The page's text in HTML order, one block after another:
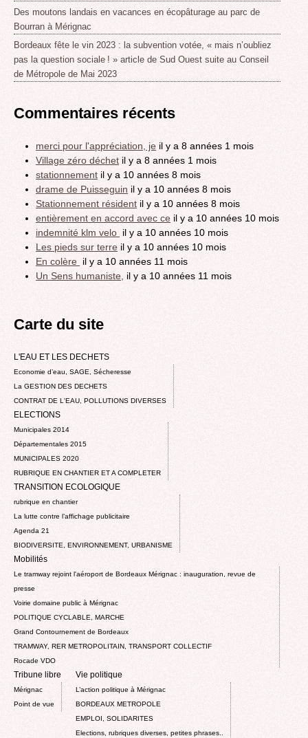
Des moutons landais en vacances en écopâturage au parc de
Bourran à Mérignac
Bordeaux fête le vin 2023 : la subvention votée, « mais n’oubliez
pas la question sociale ! » article de Sud Ouest suite au Conseil
de Métropole de Mai 2023
Commentaires récents
merci pour l'appréciation, je il y a 8 années 1 mois
Village zéro déchet il y a 8 années 1 mois
stationnement il y a 10 années 8 mois
drame de Puisseguin il y a 10 années 8 mois
Stationnement résident il y a 10 années 8 mois
entièrement en accord avec ce il y a 10 années 10 mois
indemnité klm velo il y a 10 années 10 mois
Les pieds sur terre il y a 10 années 10 mois
En colère il y a 10 années 11 mois
Un Sens humaniste, il y a 10 années 11 mois
Carte du site
L'EAU ET LES DECHETS
Economie d’eau, SAGE, Sécheresse
La GESTION DES DECHETS
CONTRAT DE L'EAU, POLLUTIONS DIVERSES
ELECTIONS
Municipales 2014
Départementales 2015
MUNICIPALES 2020
RUBRIQUE EN CHANTIER ET A COMPLETER
TRANSITION ECOLOGIQUE
rubrique en chantier
La lutte contre l’affichage publicitaire
Agenda 21
BIODIVERSITE, ENVIRONNEMENT, URBANISME
Mobilités
Le tramway rejoint l'aéroport de Bordeaux Mérignac : inauguration, revue de
presse
Voirie domaine public à Mérignac
POLITIQUE CYCLABLE, MARCHE
Grand Contournement de Bordeaux
TRAMWAY, RER METROPOLITAIN, TRANSPORT COLLECTIF
Rocade VDO
Tribune libre
Mérignac
Point de vue
Vie politique
L’action politique à Mérignac
BORDEAUX METROPOLE
EMPLOI, SOLIDARITES
Elections, rubriques diverses, petites phrases..